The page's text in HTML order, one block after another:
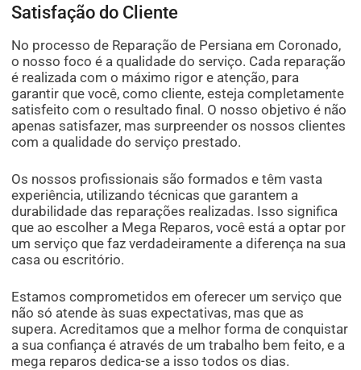
Satisfação do Cliente
No processo de Reparação de Persiana em Coronado,
o nosso foco é a qualidade do serviço. Cada reparação
é realizada com o máximo rigor e atenção, para
garantir que você, como cliente, esteja completamente
satisfeito com o resultado final. O nosso objetivo é não
apenas satisfazer, mas surpreender os nossos clientes
com a qualidade do serviço prestado.
Os nossos profissionais são formados e têm vasta
experiência, utilizando técnicas que garantem a
durabilidade das reparações realizadas. Isso significa
que ao escolher a Mega Reparos, você está a optar por
um serviço que faz verdadeiramente a diferença na sua
casa ou escritório.
Estamos comprometidos em oferecer um serviço que
não só atende às suas expectativas, mas que as
supera. Acreditamos que a melhor forma de conquistar
a sua confiança é através de um trabalho bem feito, e a
mega reparos dedica-se a isso todos os dias.